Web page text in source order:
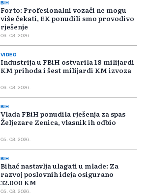
BIH
Forto: Profesionalni vozači ne mogu
više čekati, EK ponudili smo provodivo
rješenje
06. 08. 2026.
VIDEO
Industrija u FBiH ostvarila 18 milijardi
KM prihoda i šest milijardi KM izvoza
06. 08. 2026.
BIH
Vlada FBiH ponudila rješenja za spas
Željezare Zenica, vlasnik ih odbio
05. 08. 2026.
BIH
Bihać nastavlja ulagati u mlade: Za
razvoj poslovnih ideja osigurano
32.000 KM
05. 08. 2026.